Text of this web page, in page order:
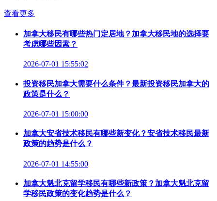
查看更多
加拿大移民有哪些热门定居地？加拿大移民地的选择要
考虑哪些因素？
2026-07-01 15:55:02
投资移民加拿大需要什么条件？最新投资移民加拿大的
政策是什么？
2026-07-01 15:00:00
加拿大安省技术移民有哪些新变化？安省技术移民最新
政策的趋势是什么？
2026-07-01 14:55:00
加拿大魁北克留学移民有哪些新政策？加拿大魁北克留
学移民政策的变化趋势是什么？